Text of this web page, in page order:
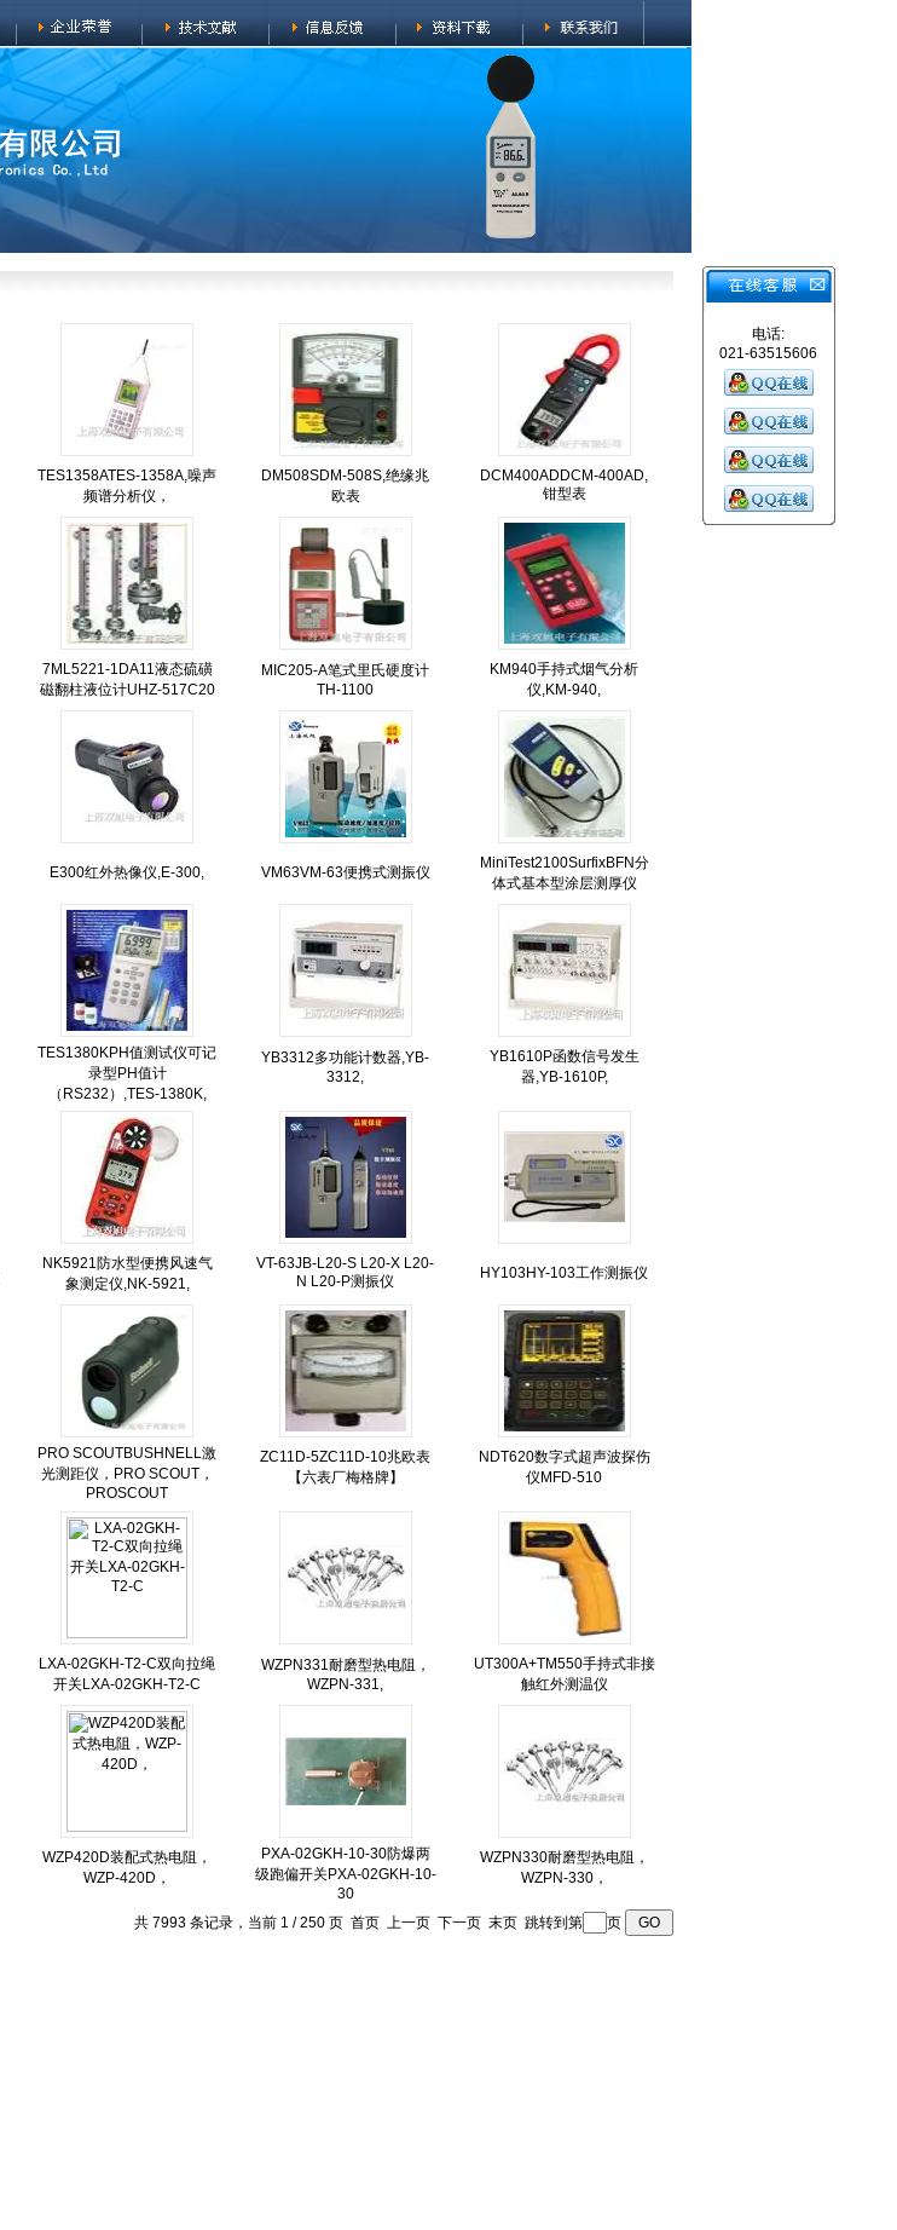
电话:
021-63515606
TES1358ATES-1358A,噪声
频谱分析仪，
DM508SDM-508S,绝缘兆
欧表
DCM400ADDCM-400AD,
钳型表
7ML5221-1DA11液态硫磺
磁翻柱液位计UHZ-517C20
MIC205-A笔式里氏硬度计
TH-1100
KM940手持式烟气分析
仪,KM-940,
E300红外热像仪,E-300, VM63VM-63便携式测振仪
MiniTest2100SurfixBFN分
体式基本型涂层测厚仪
TES1380KPH值测试仪可记
录型PH值计
（RS232）,TES-1380K,
YB3312多功能计数器,YB-
3312,
YB1610P函数信号发生
器,YB-1610P,
NK5921防水型便携风速气
象测定仪,NK-5921,
VT-63JB-L20-S L20-X L20-
N L20-P测振仪
HY103HY-103工作测振仪
PRO SCOUTBUSHNELL激
光测距仪，PRO SCOUT，
PROSCOUT
ZC11D-5ZC11D-10兆欧表
【六表厂梅格牌】
NDT620数字式超声波探伤
仪MFD-510
LXA-02GKH-T2-C双向拉绳
开关LXA-02GKH-T2-C
WZPN331耐磨型热电阻，
WZPN-331,
UT300A+TM550手持式非接
触红外测温仪
WZP420D装配式热电阻，
WZP-420D，
PXA-02GKH-10-30防爆两
级跑偏开关PXA-02GKH-10-
30
WZPN330耐磨型热电阻，
WZPN-330，
共 7993 条记录，当前 1 / 250 页 首页 上一页 下一页 末页 跳转到第 页